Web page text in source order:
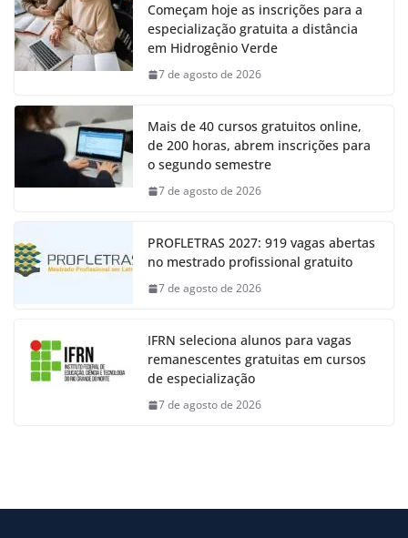
Começam hoje as inscrições para a
especialização gratuita a distância
em Hidrogênio Verde
7 de agosto de 2026
Mais de 40 cursos gratuitos online,
de 200 horas, abrem inscrições para
o segundo semestre
7 de agosto de 2026
PROFLETRAS 2027: 919 vagas abertas
no mestrado profissional gratuito
7 de agosto de 2026
IFRN seleciona alunos para vagas
remanescentes gratuitas em cursos
de especialização
7 de agosto de 2026